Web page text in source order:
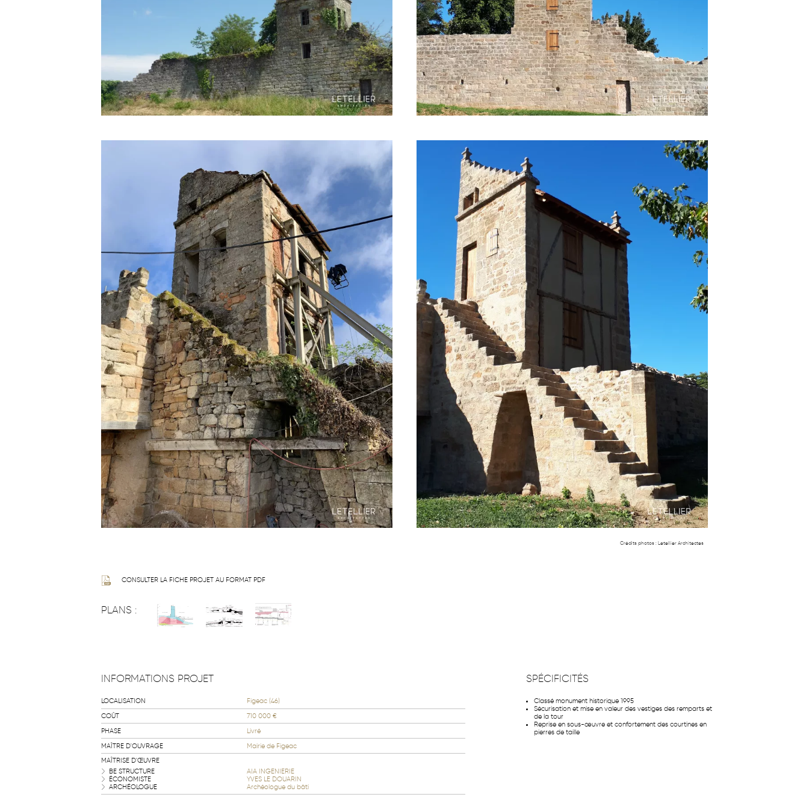
Crédits photos : Letellier Architectes
CONSULTER LA FICHE PROJET AU FORMAT PDF
PLANS :
INFORMATIONS PROJET
LOCALISATION
Figeac (46)
COÛT
710 000 €
PHASE
Livré
MAÎTRE D'OUVRAGE
Mairie de Figeac
MAÎTRISE D'ŒUVRE
BE STRUCTURE
AIA INGENIERIE
ÉCONOMISTE
YVES LE DOUARIN
ARCHÉOLOGUE
Archéologue du bâti
SPÉCIFICITÉS
Classé monument historique 1995
Sécurisation et mise en valeur des vestiges des remparts et
de la tour
Reprise en sous-œuvre et confortement des courtines en
pierres de taille